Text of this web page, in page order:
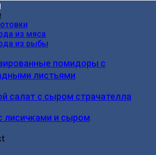
из мяса
из рыбы
помидоры с
листьями
салат с сыром страчателла
лисичками и сыром